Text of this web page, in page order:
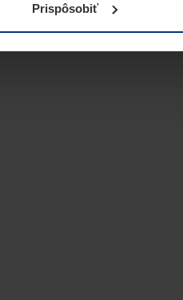
Prispôsobiť